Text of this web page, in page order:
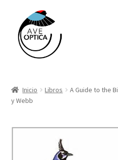
navegación
contenido
Cámaras Trampa Cuddeback
Inicio Libros
A Guide to the
y Webb